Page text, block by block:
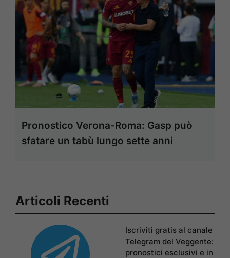
Pronostico Verona-Roma: Gasp può
sfatare un tabù lungo sette anni
Articoli Recenti
Iscriviti gratis al canale
Telegram del Veggente:
pronostici esclusivi e in